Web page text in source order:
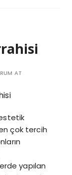
AT
çok tercih
yapılan